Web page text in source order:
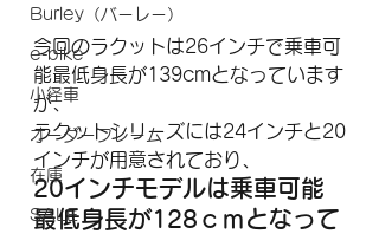
Burley（バーレー）
e-bike
小径車
オーダーフレーム
在庫
SALE
今回のラクットは26インチで乗車可
能最低身長が139cmとなっています
が、
ラクットシリーズには24インチと20
インチが用意されており、
20インチモデルは乗車可能
最低身長が128ｃｍとなって